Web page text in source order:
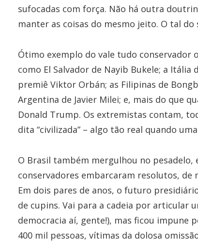
sufocadas com força. Não há outra
manter as coisas do mesmo jeito. O tal do
Ótimo exemplo do vale tudo
como El Salvador de Nayib Bukele; a
premiê Viktor Orbán; as Filipinas de
Argentina de Javier Milei; e, mais do que
Donald Trump. Os extremistas contam,
dita “civilizada” – algo tão real quando
O Brasil também mergulhou no pesadelo,
conservadores embarcaram resolutos, de
Em dois pares de anos, o futuro
de cupins. Vai para a cadeia por articular
democracia aí, gente!), mas ficou impune
400 mil pessoas, vítimas da dolosa